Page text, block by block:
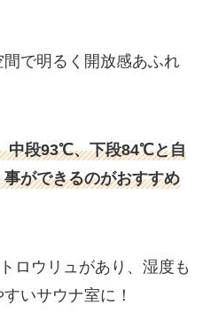
で明るく開放感あふれ
中段93℃、下段84℃と自
ができるのがおすすめ
ロウリュがあり、湿度も
いサウナ室に！